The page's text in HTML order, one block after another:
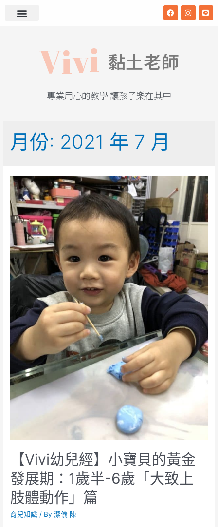
Vivi 黏土老師
專業用心的教學 讓孩子樂在其中
月份: 2021 年 7 月
【Vivi幼兒經】小寶貝的黃金
發展期：1歲半-6歲「大致上
肢體動作」篇
育兒知識 / By潔儀 陳